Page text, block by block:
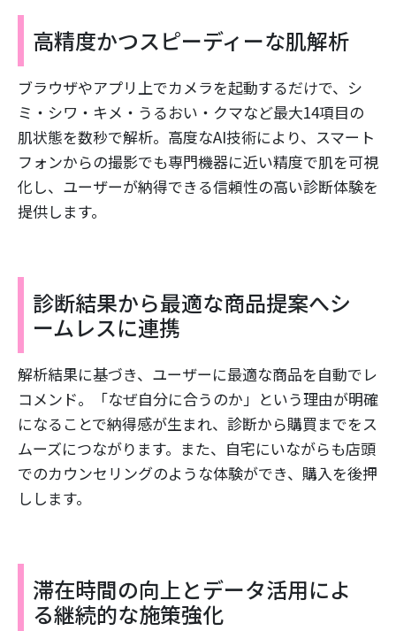
高精度かつスピーディーな肌解析
ブラウザやアプリ上でカメラを起動するだけで、シ
ミ・シワ・キメ・うるおい・クマなど最大14項目の
肌状態を数秒で解析。高度なAI技術により、スマート
フォンからの撮影でも専門機器に近い精度で肌を可視
化し、ユーザーが納得できる信頼性の高い診断体験を
提供します。
診断結果から最適な商品提案へシ
ームレスに連携
解析結果に基づき、ユーザーに最適な商品を自動でレ
コメンド。「なぜ自分に合うのか」という理由が明確
になることで納得感が生まれ、診断から購買までをス
ムーズにつながります。また、自宅にいながらも店頭
でのカウンセリングのような体験ができ、購入を後押
しします。
滞在時間の向上とデータ活用によ
る継続的な施策強化